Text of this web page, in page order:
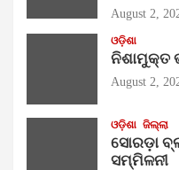
August 2,
ଓଡ଼ିଶା
ନିଶାମୁକ୍ତ
August 2,
ଓଡ଼ିଶା ଜିଲ୍ଲା
ସୋରଡ଼ା
ସମ୍ମିଳନୀ